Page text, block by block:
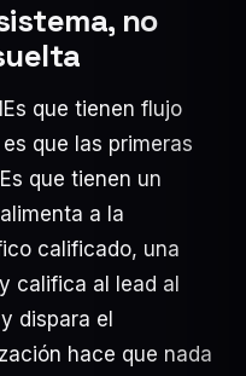
no
que tienen flujo
que las primeras
que tienen un
a la
calificado, una
califica al lead al
dispara el
hace que nada